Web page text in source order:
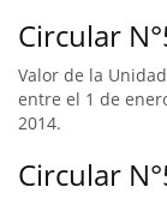
Circular
Valor de la
entre el 1 de
2014.
Circular